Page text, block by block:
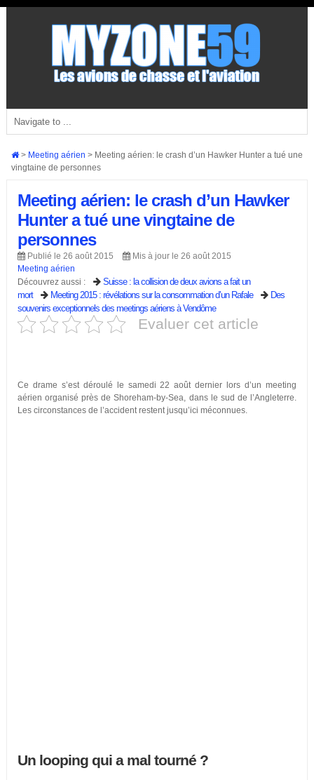
> Meeting aérien > Meeting aérien: le crash d’un Hawker Hunter a tué une
vingtaine de personnes
Meeting aérien: le crash d’un Hawker
Hunter a tué une vingtaine de
personnes
Publié le 26 août 2015
Mis à jour le 26 août 2015
Meeting aérien
Découvrez aussi :
Suisse : la collision de deux avions a fait un
mort
Meeting 2015 : révélations sur la consommation d’un Rafale
Des
souvenirs exceptionnels des meetings aériens à Vendôme
Evaluer cet article
Ce drame s’est déroulé le samedi 22 août dernier lors d’un meeting
aérien organisé près de Shoreham-by-Sea, dans le sud de l’Angleterre.
Les circonstances de l’accident restent jusqu’ici méconnues.
Un looping qui a mal tourné ?